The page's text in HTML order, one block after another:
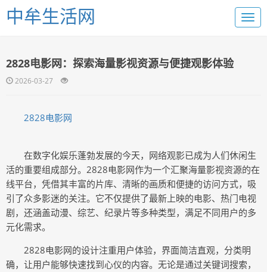
中牟生活网
2828电影网：探索海量影视资源与便捷观影体验
2026-03-27
2828电影网
在数字化娱乐蓬勃发展的今天，网络观影已成为人们休闲生
活的重要组成部分。2828电影网作为一个汇聚海量影视资源的在
线平台，凭借其丰富的片库、清晰的画质和便捷的访问方式，吸
引了众多影迷的关注。它不仅提供了最新上映的电影、热门电视
剧，还涵盖动漫、综艺、纪录片等多种类型，满足不同用户的多
元化需求。
2828电影网的设计注重用户体验，界面简洁直观，分类明
确，让用户能够快速找到心仪的内容。无论是通过关键词搜索，